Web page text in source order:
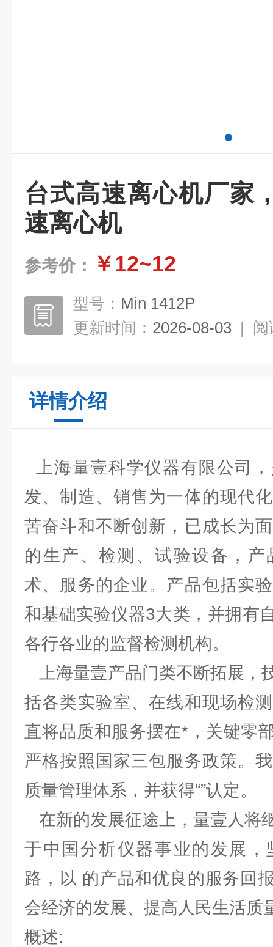
台式高速离心机厂家
速离心机
参考价： ￥12~12
型号： Min 1412P
更新时间： 2026-08-03 | 阅
详情介绍
上海量壹科学仪器有限公司
发、制造、销售为一体的现代
苦奋斗和不断创新，已成长为
的生产、检测、试验设备，
术、服务的企业。产品包括实
和基础实验仪器3大类，并拥有
各行各业的监督检测机构。
上海量壹产品门类不断拓展，
括各类实验室、在线和现场检
直将品质和服务摆在*，关键零
严格按照国家三包服务政策。
质量管理体系，并获得“”认定。
在新的发展征途上，量壹人将
于中国分析仪器事业的发展，
路，以 的产品和优良的服务回
会经济的发展、提高人民生活质
概述: